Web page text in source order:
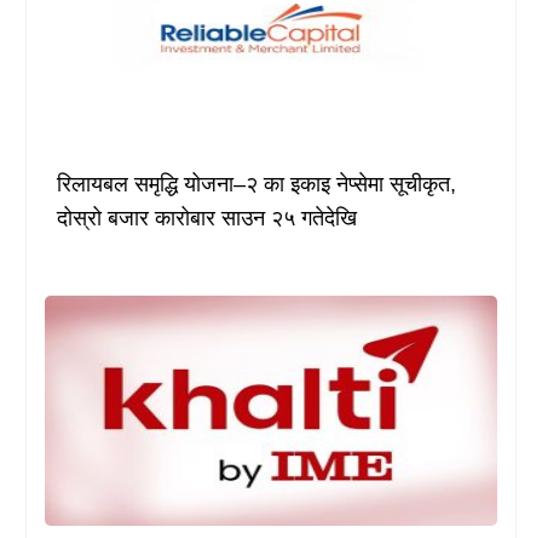
रिलायबल समृद्धि योजना–२ का इकाइ नेप्सेमा सूचीकृत,
दोस्रो बजार कारोबार साउन २५ गतेदेखि